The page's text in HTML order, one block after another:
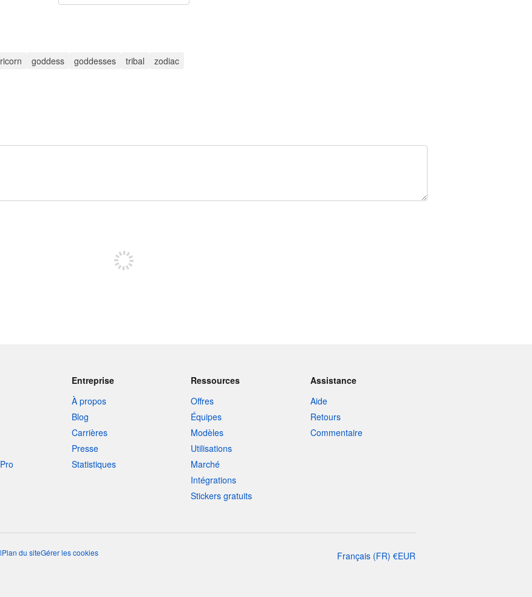
goddess goddesses tribal zodiac
Entreprise
À propos
Blog
Carrières
Presse
Statistiques
Ressources
Offres
Équipes
Modèles
Utilisations
Marché
Intégrations
Stickers gratuits
Assistance
Aide
Retours
Commentaire
Plan du siteGérer les cookies Français (FR) €EUR